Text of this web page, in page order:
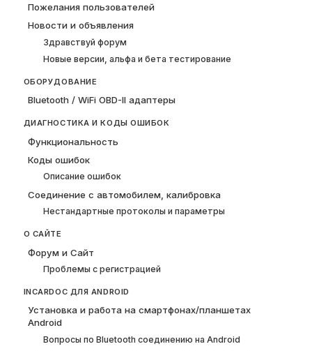
Пожелания пользователей
Новости и объявления
Здравствуй форум
Новые версии, альфа и бета тестирование
ОБОРУДОВАНИЕ
Bluetooth / WiFi OBD-II адаптеры
ДИАГНОСТИКА И КОДЫ ОШИБОК
Функциональность
Коды ошибок
Описание ошибок
Соединение с автомобилем, калибровка
Нестандартные протоколы и параметры
О САЙТЕ
Форум и Сайт
Проблемы с регистрацией
INCARDOC ДЛЯ ANDROID
Установка и работа на смартфонах/планшетах
Android
Вопросы по Bluetooth соединению на Android